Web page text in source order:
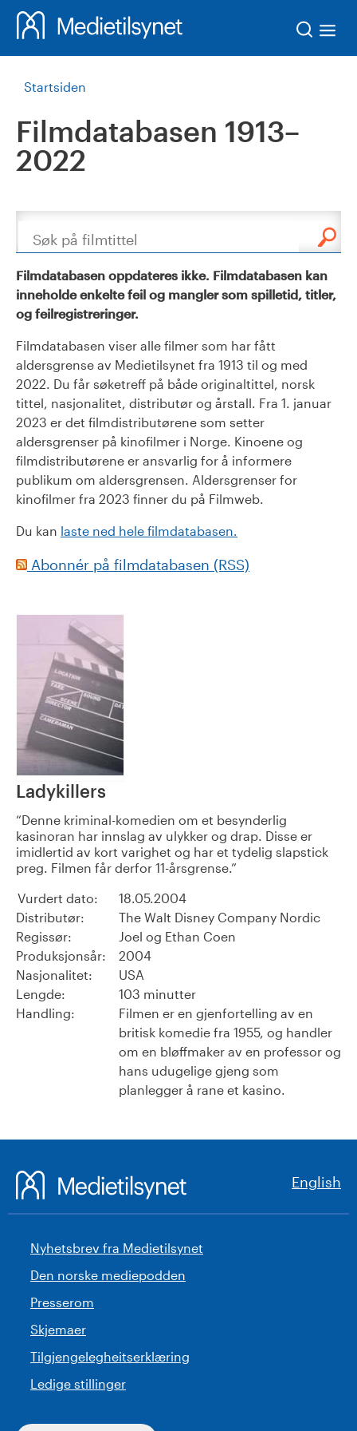
Startsiden
Filmdatabasen 1913–
2022
Søk
Filmdatabasen oppdateres ikke. Filmdatabasen kan
inneholde enkelte feil og mangler som spilletid, titler,
og feilregistreringer.
Filmdatabasen viser alle filmer som har fått
aldersgrense av Medietilsynet fra 1913 til og med
2022. Du får søketreff på både originaltittel, norsk
tittel, nasjonalitet, distributør og årstall. Fra 1. januar
2023 er det filmdistributørene som setter
aldersgrenser på kinofilmer i Norge. Kinoene og
filmdistributørene er ansvarlig for å informere
publikum om aldersgrensen. Aldersgrenser for
kinofilmer fra 2023 finner du på Filmweb.
Du kan laste ned hele filmdatabasen.
Abonnér på filmdatabasen (RSS)
Ladykillers
Denne kriminal-komedien om et besynderlig
kasinoran har innslag av ulykker og drap. Disse er
imidlertid av kort varighet og har et tydelig slapstick
preg. Filmen får derfor 11-årsgrense.
Vurdert dato:
18.05.2004
Distributør:
The Walt Disney Company Nordic
Regissør:
Joel og Ethan Coen
Produksjonsår:
2004
Nasjonalitet:
USA
Lengde:
103 minutter
Handling:
Filmen er en gjenfortelling av en
britisk komedie fra 1955, og handler
om en bløffmaker av en professor og
hans udugelige gjeng som
planlegger å rane et kasino.
English
Nyhetsbrev fra Medietilsynet
Den norske mediepodden
Presserom
Skjemaer
Tilgjengelegheitserklæring
Ledige stillinger